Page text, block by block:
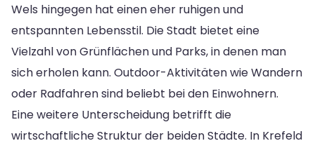
Wels hingegen hat einen eher ruhigen und
entspannten Lebensstil. Die Stadt bietet eine
Vielzahl von Grünflächen und Parks, in denen man
sich erholen kann. Outdoor-Aktivitäten wie Wandern
oder Radfahren sind beliebt bei den Einwohnern.
Eine weitere Unterscheidung betrifft die
wirtschaftliche Struktur der beiden Städte. In Krefeld